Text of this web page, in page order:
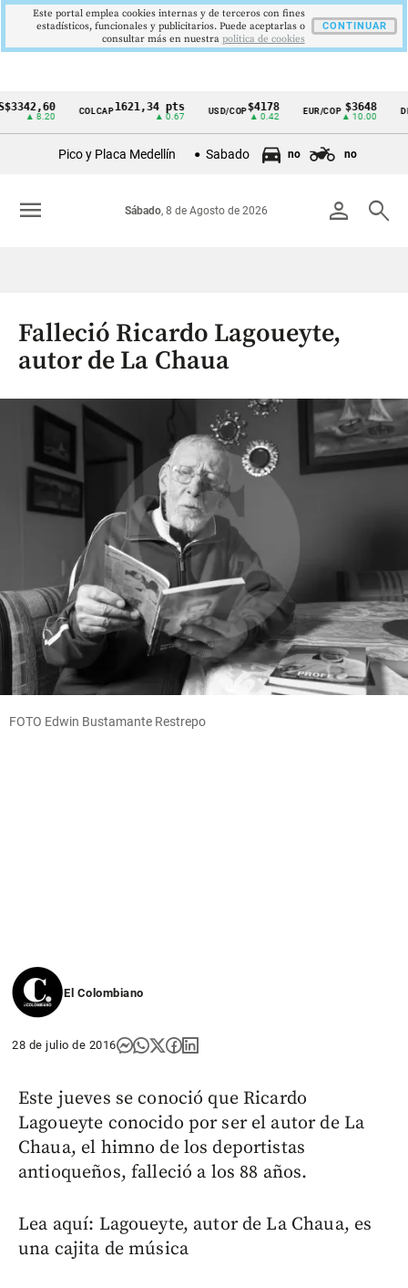
Cintillo
Colombia
COLCAP1621,34 pts USD/COP$4178
▲ 0.42
EUR/COP $3648
▲ 10.00
Pico y Placa Medellín Sabado no no
person search
Sábado, 8 de Agosto de 2026
menu
Falleció Ricardo Lagoueyte,
autor de La Chaua
FOTO Edwin Bustamante Restrepo
El Colombiano
28 de julio de 2016
Este jueves se conoció que Ricardo
Lagoueyte conocido por ser el autor de La
Chaua, el himno de los deportistas
antioqueños, falleció a los 88 años.
Lea aquí: Lagoueyte, autor de La Chaua, es
una cajita de música
Este portal emplea cookies internas y de terceros con fines
estadísticos, funcionales y publicitarios. Puede aceptarlas o
consultar más en nuestra politica de cookies
CONTINUAR